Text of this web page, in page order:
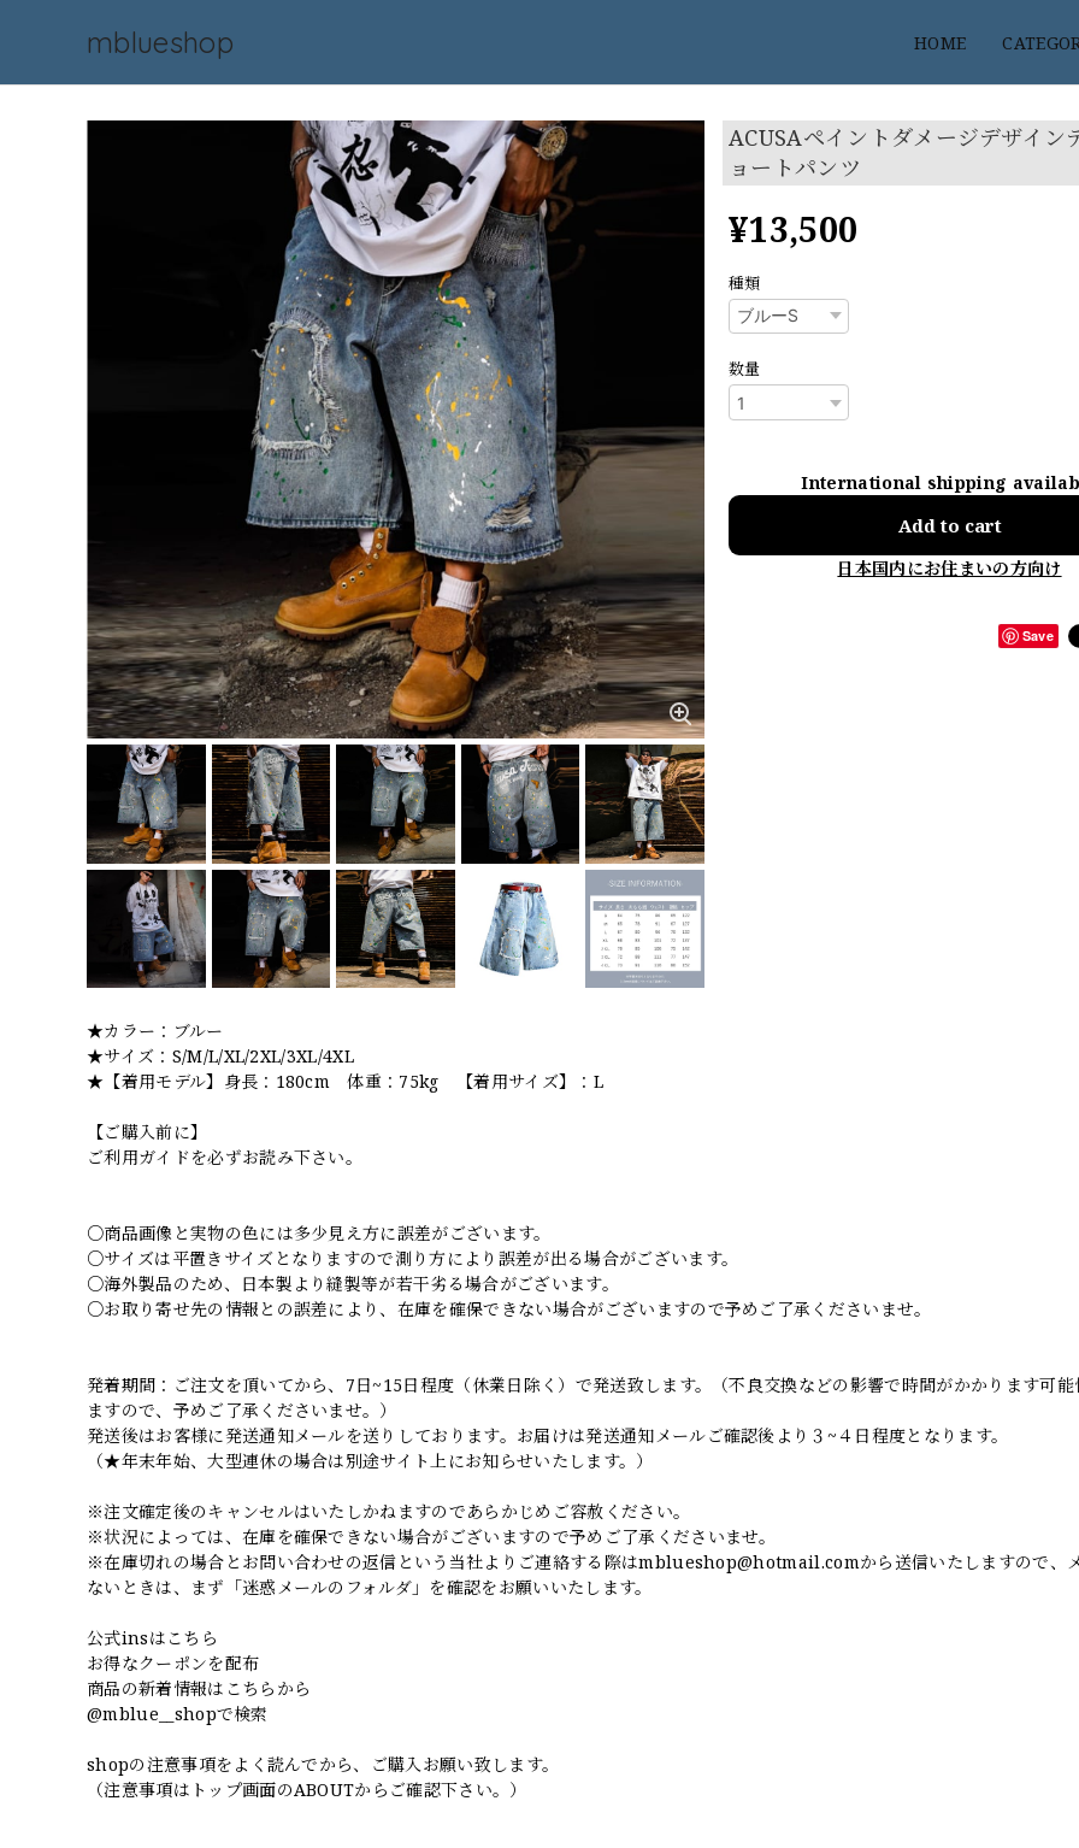
mblueshop HOME
ACUSAペイントダメージデザイン
ョートパンツ
¥13,500
種類
数量
International shipping
Add to cart
日本国内にお住まいの方向け
Save
★カラー：ブルー
★サイズ：S/M/L/XL/2XL/3XL/4XL
★【着用モデル】身長：180cm 体重：75kg 【着用サイズ】：L
【ご購入前に】
ご利用ガイドを必ずお読み下さい。
○商品画像と実物の色には多少見え方に誤差がございます。
○サイズは平置きサイズとなりますので測り方により誤差が出る場合がございます。
○海外製品のため、日本製より縫製等が若干劣る場合がございます。
○お取り寄せ先の情報との誤差により、在庫を確保できない場合がございますので予めご了承くださいませ。
発着期間：ご注文を頂いてから、7日~15日程度（休業日除く）で発送致します。（不良交換などの影響で時間がかかります可
ますので、予めご了承くださいませ。）
発送後はお客様に発送通知メールを送りしております。お届けは発送通知メールご確認後より３~４日程度となります。
（★年末年始、大型連休の場合は別途サイト上にお知らせいたします。）
※注文確定後のキャンセルはいたしかねますのであらかじめご容赦ください。
※状況によっては、在庫を確保できない場合がございますので予めご了承くださいませ。
※在庫切れの場合とお問い合わせの返信という当社よりご連絡する際はmblueshop@hotmail.comから送信いたしますので、
ないときは、まず「迷惑メールのフォルダ」を確認をお願いいたします。
公式insはこちら
お得なクーポンを配布
商品の新着情報はこちらから
@mblue__shopで検索
shopの注意事項をよく読んでから、ご購入お願い致します。
（注意事項はトップ画面のABOUTからご確認下さい。）